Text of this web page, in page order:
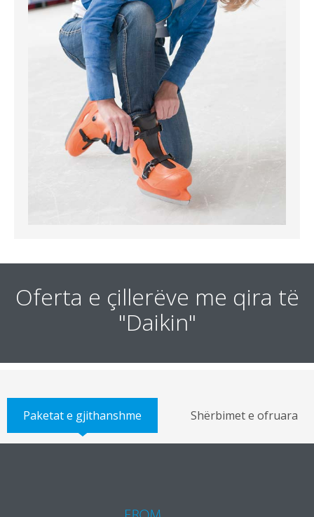
Oferta e çillerëve me qira të
"Daikin"
Paketat e gjithanshme Shërbimet e ofruara